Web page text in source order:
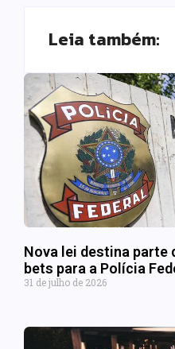
Leia também:
Nova lei destina parte
bets para a Polícia
31 de julho de 2026